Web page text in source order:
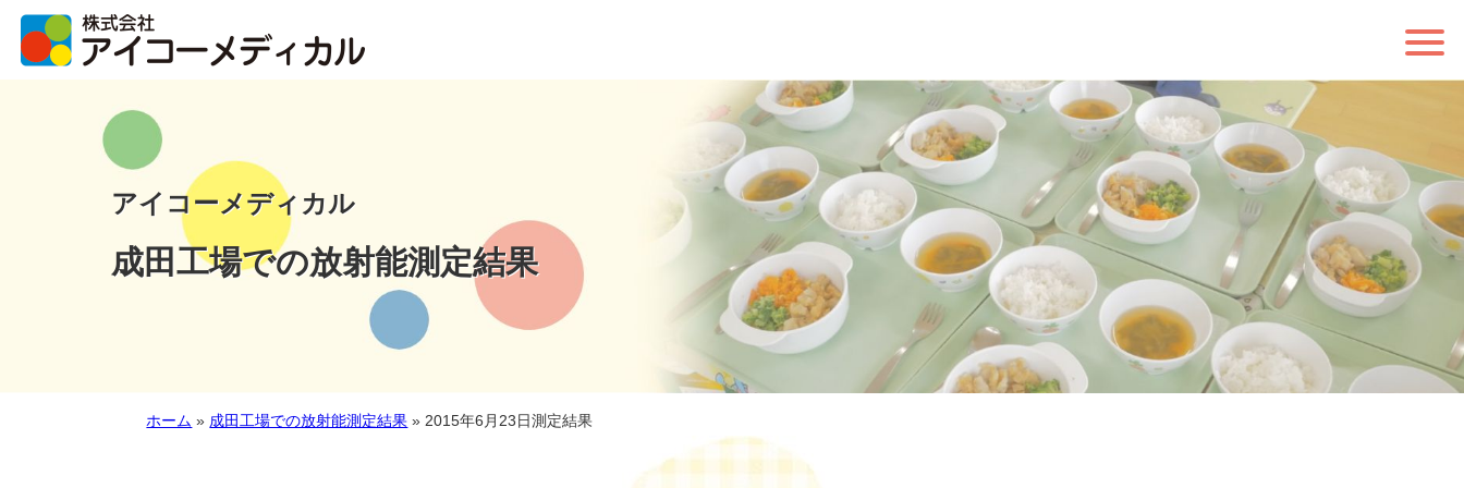
アイコーメディカル
成田工場での放射能測定結果
ホーム » 成田工場での放射能測定結果 »2015年6月23日測定結果